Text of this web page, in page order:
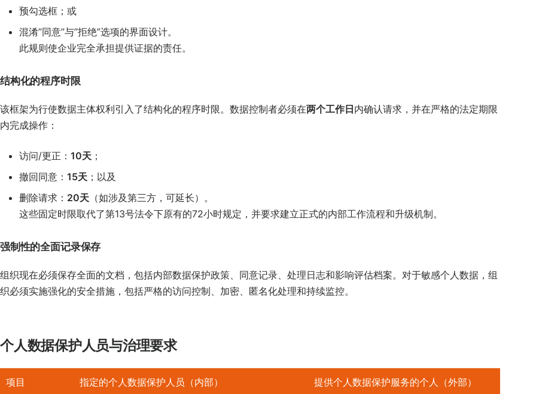
预勾选框；或
混淆”同意”与”拒绝”选项的界面设计。
此规则使企业完全承担提供证据的责任。
结构化的程序时限
该框架为行使数据主体权利引入了结构化的程序时限。数据控制者必须在两个工作日内确认请求，并在严格的法定期限
内完成操作：
访问/更正： 10天 ；
撤回同意： 15天 ；以及
删除请求： 20天 （如涉及第三方，可延长）。
这些固定时限取代了第13号法令下原有的72小时规定，并要求建立正式的内部工作流程和升级机制。
强制性的全面记录保存
组织现在必须保存全面的文档，包括内部数据保护政策、同意记录、处理日志和影响评估档案。对于敏感个人数据，组
织必须实施强化的安全措施，包括严格的访问控制、加密、匿名化处理和持续监控。
个人数据保护人员与治理要求
项目 指定的个人数据保护人员（内部） 提供个人数据保护服务的个人（外部）